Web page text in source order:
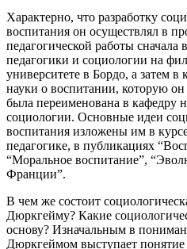
Характерно, что разработку
воспитания он осуществлял в
педагогической работы сначала
педагогики и социологии на
университете в Бордо, а затем в
науки о воспитании, которую он
была переименована в кафедру
социологии. Основные идеи
воспитания изложены им в
педагогике, в публикациях
“Моральное воспитание”,
Франции”.
В чем же состоит
Дюркгейму? Какие
основу? Изначальным в
Дюркгеймом выступает